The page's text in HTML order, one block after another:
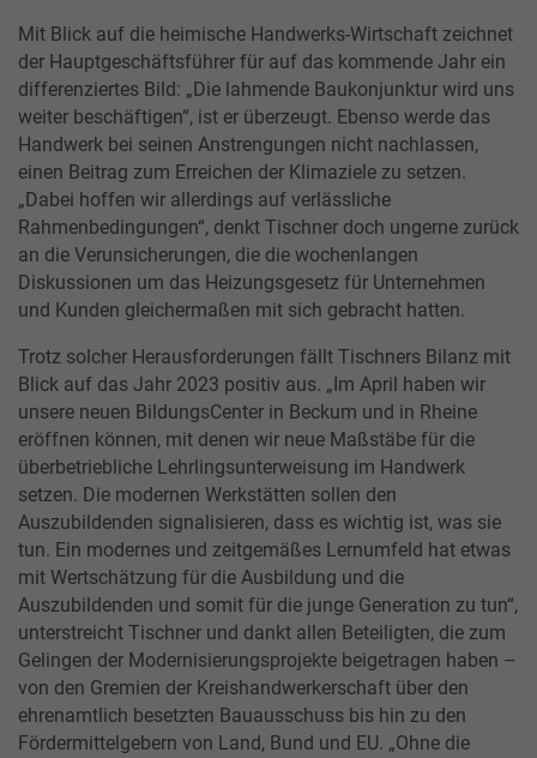
Mit Blick auf die heimische Handwerks-Wirtschaft zeichnet
der Hauptgeschäftsführer für auf das kommende Jahr ein
differenziertes Bild: „Die lahmende Baukonjunktur wird uns
weiter beschäftigen“, ist er überzeugt. Ebenso werde das
Handwerk bei seinen Anstrengungen nicht nachlassen,
einen Beitrag zum Erreichen der Klimaziele zu setzen.
„Dabei hoffen wir allerdings auf verlässliche
Rahmenbedingungen“, denkt Tischner doch ungerne zurück
an die Verunsicherungen, die die wochenlangen
Diskussionen um das Heizungsgesetz für Unternehmen
und Kunden gleichermaßen mit sich gebracht hatten.
Trotz solcher Herausforderungen fällt Tischners Bilanz mit
Blick auf das Jahr 2023 positiv aus. „Im April haben wir
unsere neuen BildungsCenter in Beckum und in Rheine
eröffnen können, mit denen wir neue Maßstäbe für die
überbetriebliche Lehrlingsunterweisung im Handwerk
setzen. Die modernen Werkstätten sollen den
Auszubildenden signalisieren, dass es wichtig ist, was sie
tun. Ein modernes und zeitgemäßes Lernumfeld hat etwas
mit Wertschätzung für die Ausbildung und die
Auszubildenden und somit für die junge Generation zu tun“,
unterstreicht Tischner und dankt allen Beteiligten, die zum
Gelingen der Modernisierungsprojekte beigetragen haben –
von den Gremien der Kreishandwerkerschaft über den
ehrenamtlich besetzten Bauausschuss bis hin zu den
Fördermittelgebern von Land, Bund und EU. „Ohne die